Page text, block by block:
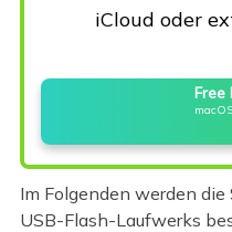
iCloud oder
Free
Im Folgenden werden die
USB-Flash-Laufwerks